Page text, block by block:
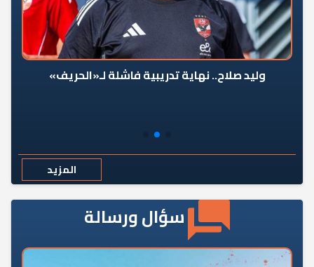
وليد صلاح.. نهاية تدريبية فاشلة لـ«الحريف»
المزيد
سؤال ورسالة